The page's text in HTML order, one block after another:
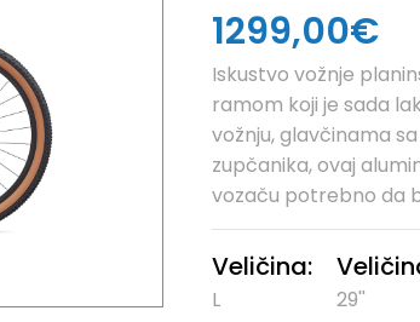
1299,00€
Iskustvo vožnje
ramom koji je sada
vožnju, glavčinama
zupčanika, ovaj
vozaču potrebno da
Veličina:
L 29''